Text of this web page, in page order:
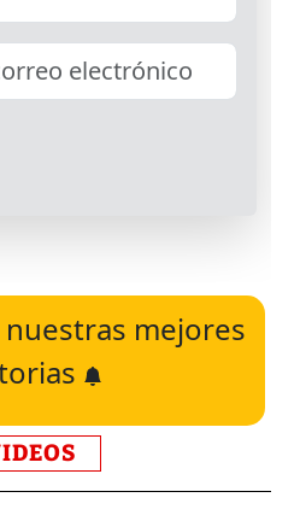
mejores